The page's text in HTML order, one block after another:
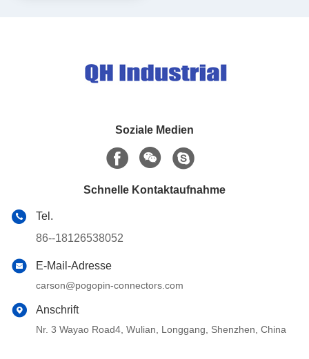
Soziale Medien
Schnelle Kontaktaufnahme
Tel.
86--18126538052
E-Mail-Adresse
carson@pogopin-connectors.com
Anschrift
Nr. 3 Wayao Road4, Wulian, Longgang, Shenzhen, China